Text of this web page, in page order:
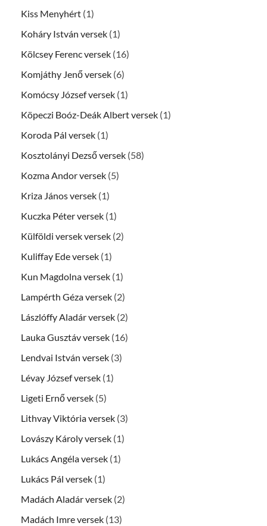
Kiss Menyhért (1)
Koháry István versek (1)
Kölcsey Ferenc versek (16)
Komjáthy Jenő versek (6)
Komócsy József versek (1)
Köpeczi Boóz-Deák Albert versek (1)
Koroda Pál versek (1)
Kosztolányi Dezső versek (58)
Kozma Andor versek (5)
Kriza János versek (1)
Kuczka Péter versek (1)
Külföldi versek versek (2)
Kuliffay Ede versek (1)
Kun Magdolna versek (1)
Lampérth Géza versek (2)
Lászlóffy Aladár versek (2)
Lauka Gusztáv versek (16)
Lendvai István versek (3)
Lévay József versek (1)
Ligeti Ernő versek (5)
Lithvay Viktória versek (3)
Lovászy Károly versek (1)
Lukács Angéla versek (1)
Lukács Pál versek (1)
Madách Aladár versek (2)
Madách Imre versek (13)